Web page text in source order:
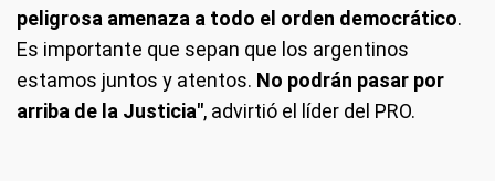
peligrosa amenaza a todo el orden democrático.
Es importante que sepan que los argentinos
estamos juntos y atentos. No podrán pasar por
arriba de la Justicia", advirtió el líder del PRO.